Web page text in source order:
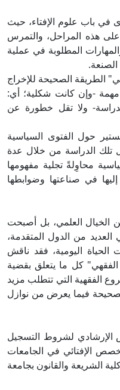
في باب علوم الإفتاء، حيث
على هذه المراحل، والتمرس
المطلوبة في عملية
الطريقة الصحيحة للإخراج
-وإن كانت شكلية؛ أي:
ولا تقل خطورة عن
حول الفتوى السياسية
تلك الدراسة من خلال عدة
محاوِلةً تجلية مفهومها
في صناعتها وضوابطها
الخيال العلمي، بل أصبحت
من الدول المتقدمة،
اليومية، فقد ناقش
كل ما يتعلق بقضية
الفقهية التي تتطلب مزيد
فيما يعرض من نوازل
الإرشادي لشروط التسجيل
الإفتائي في الجامعات
الشريعة والقانون بجامعة